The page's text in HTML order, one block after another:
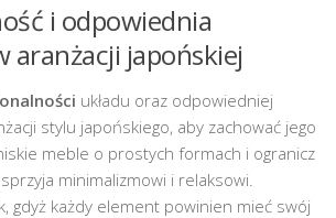
i odpowiednia
aranżacji japońskiej
układu oraz odpowiedniej
stylu japońskiego, aby zachować jego
meble o prostych formach i ogranicz
minimalizmowi i relaksowi.
gdyż każdy element powinien mieć swój